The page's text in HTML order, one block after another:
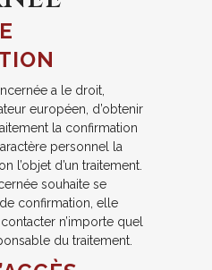
a le droit,
européen, d’obtenir
la confirmation
personnel la
l’objet d’un traitement.
souhaite se
confirmation, elle
n’importe quel
du traitement.